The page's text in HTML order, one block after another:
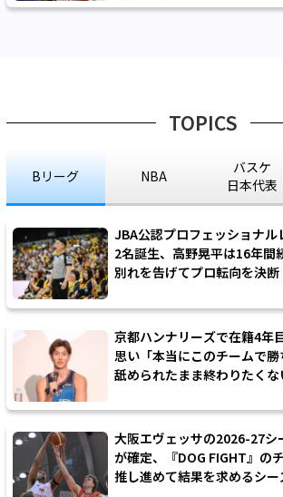
TOPICS
Bリーグ NBA
バスケ
日本代表
JBA公認プロフェッショナル
2名誕生、高野晃平は16年間
別れを告げてプロ転向を決断
京都ハンナリーズで在籍4年
思い「本当にこのチームで
舐められたまま終わりたくな
大阪エヴェッサの2026-27シ
が確定、『DOG FIGHT』の
推し進めて結果を求めるシ